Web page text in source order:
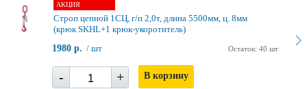
АКЦИЯ
Строп цепной 1СЦ, г/п 2,0т, длина 5500мм, ц. 8мм
(крюк SKHL+1 крюк-укоротитель)
Остаток: 40 шт
1980 р. / шт
- + В корзину